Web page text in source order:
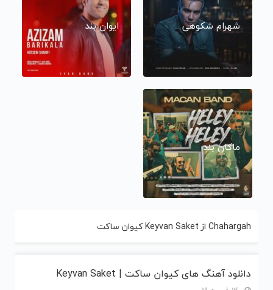
شهرام شکوهی ایوان بند
ماکان بند
Chahargah از Keyvan Saket کیوان ساکت
دانلود آهنگ های کیوان ساکت | Keyvan Saket